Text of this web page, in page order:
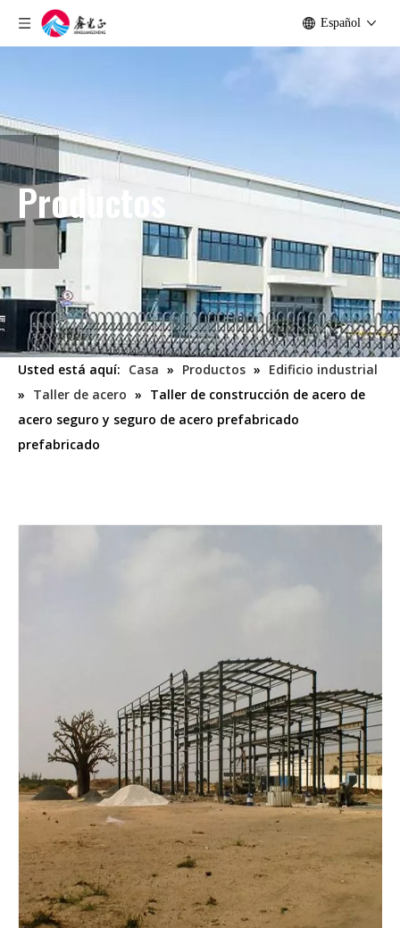
Español
Productos
Usted está aquí: Casa » Productos » Edificio industrial
» Taller de acero » Taller de construcción de acero de
acero seguro y seguro de acero prefabricado
prefabricado